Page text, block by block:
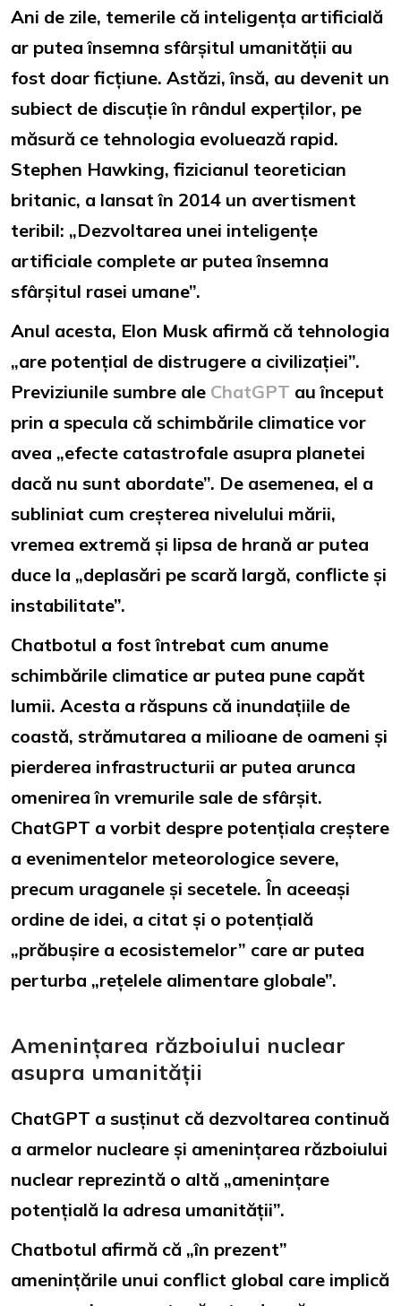
Ani de zile, temerile că inteligența artificială
ar putea însemna sfârșitul umanității au
fost doar ficțiune. Astăzi, însă, au devenit un
subiect de discuție în rândul experților, pe
măsură ce tehnologia evoluează rapid.
Stephen Hawking, fizicianul teoretician
britanic, a lansat în 2014 un avertisment
teribil: „Dezvoltarea unei inteligențe
artificiale complete ar putea însemna
sfârșitul rasei umane”.
Anul acesta, Elon Musk afirmă că tehnologia
„are potențial de distrugere a civilizației”.
Previziunile sumbre ale ChatGPT au început
prin a specula că schimbările climatice vor
avea „efecte catastrofale asupra planetei
dacă nu sunt abordate”. De asemenea, el a
subliniat cum creșterea nivelului mării,
vremea extremă și lipsa de hrană ar putea
duce la „deplasări pe scară largă, conflicte și
instabilitate”.
Chatbotul a fost întrebat cum anume
schimbările climatice ar putea pune capăt
lumii. Acesta a răspuns că inundațiile de
coastă, strămutarea a milioane de oameni și
pierderea infrastructurii ar putea arunca
omenirea în vremurile sale de sfârșit.
ChatGPT a vorbit despre potențiala creștere
a evenimentelor meteorologice severe,
precum uraganele și secetele. În aceeași
ordine de idei, a citat și o potențială
„prăbușire a ecosistemelor” care ar putea
perturba „rețelele alimentare globale”.
Amenințarea războiului nuclear
asupra umanității
ChatGPT a susținut că dezvoltarea continuă
a armelor nucleare și amenințarea războiului
nuclear reprezintă o altă „amenințare
potențială la adresa umanității”.
Chatbotul afirmă că „în prezent”
amenințările unui conflict global care implică